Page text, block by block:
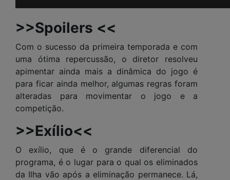
>>Spoilers <<
Com o sucesso da primeira temporada e com
uma ótima repercussão, o diretor resolveu
apimentar ainda mais a dinâmica do jogo é
para ficar ainda melhor, algumas regras foram
alteradas para movimentar o jogo e a
competição.
>>Exílio<<
O exílio, que é o grande diferencial do
programa, é o lugar para o qual os eliminados
da Ilha vão após a eliminação permanece. Lá,